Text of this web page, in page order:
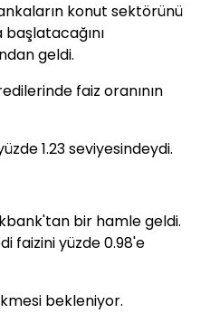
konut sektörünü
geldi.
faiz oranının
1.23 seviyesindeydi.
bir hamle geldi.
faizini yüzde 0.98'e
bekleniyor.